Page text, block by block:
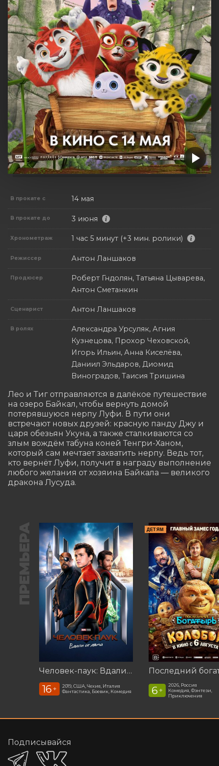
В прокате с 14 мая
В прокате до 3 июня
Хронометраж 1 час 5 минут (+3 мин. ролики)
Режиссер Антон Ланшаков
Продюсер
Роберт Гндолян, Татьяна Цыварева,
Антон Сметанкин
Сценарист Антон Ланшаков
В ролях
Александра Урсуляк, Агния
Кузнецова, Прохор Чеховской,
Игорь Ильин, Анна Киселёва,
Даниил Эльдаров, Диомид
Виноградов, Таисия Тришина
Лео и Тиг отправляются в далёкое путешествие
на озеро Байкал, чтобы вернуть домой
потерявшуюся нерпу Луфи. В пути они
встречают новых друзей: красную панду Джу и
царя обезьян Укуна, а также сталкиваются со
злым вождём табуна коней Тенгри-Ханом,
который сам мечтает захватить нерпу. Ведь тот,
кто вернёт Луфи, получит в награду выполнение
любого желания от хозяина Байкала — великого
дракона Лусуда.
ПРЕМЬЕРА
Человек-паук: Вдали от дома (2019)
16 +
2019, США, Чехия, Италия
Фантастика, Боевик, Комедия
ДЕТЯМ
6 +
2026, Россия
Комедия, Фэнтези,
Приключения
Подписывайся